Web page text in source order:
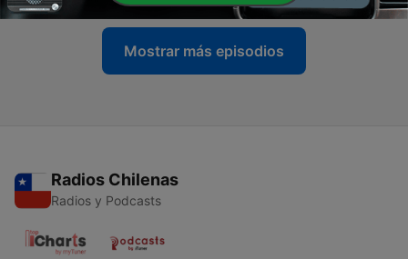
Mostrar más episodios
Radios Chilenas
Radios y Podcasts